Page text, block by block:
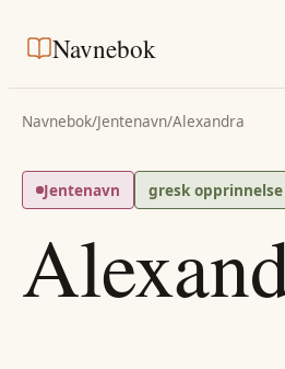
Navnebok
Navnebok/Jentenavn/Alexandra
Jentenavn gresk opprinnelse